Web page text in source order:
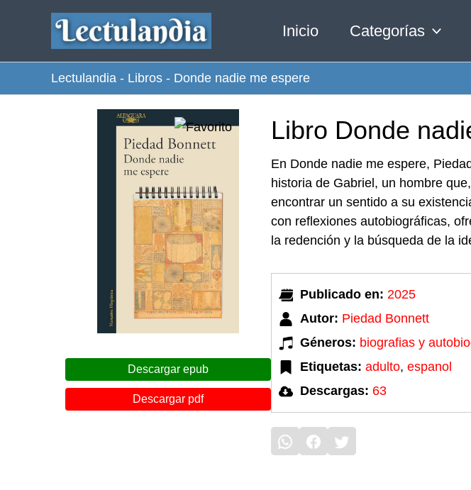
contenido
Inicio Categorías
Lectulandia - Libros - Donde nadie me espere
Descargar epub
Descargar pdf
Libro Donde
En Donde nadie me espere,
historia de Gabriel, un hombre
encontrar un sentido a su
con reflexiones autobiográficas,
la redención y la búsqueda de la
Publicado en: 2025
Autor: Piedad Bonnett
Géneros: biografias y
Etiquetas: adulto, espanol
Descargas: 63